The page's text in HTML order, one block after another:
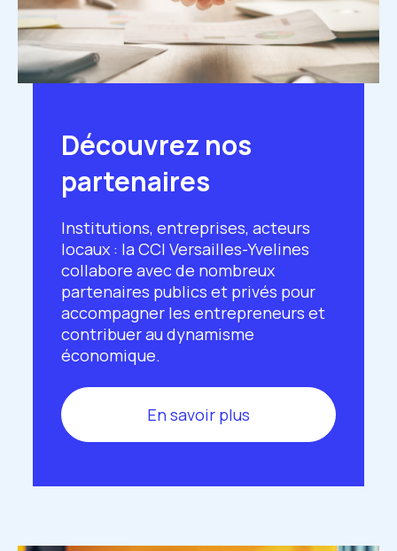
Découvrez nos
partenaires
Institutions, entreprises, acteurs
locaux : la CCI Versailles-Yvelines
collabore avec de nombreux
partenaires publics et privés pour
accompagner les entrepreneurs et
contribuer au dynamisme
économique.
En savoir plus